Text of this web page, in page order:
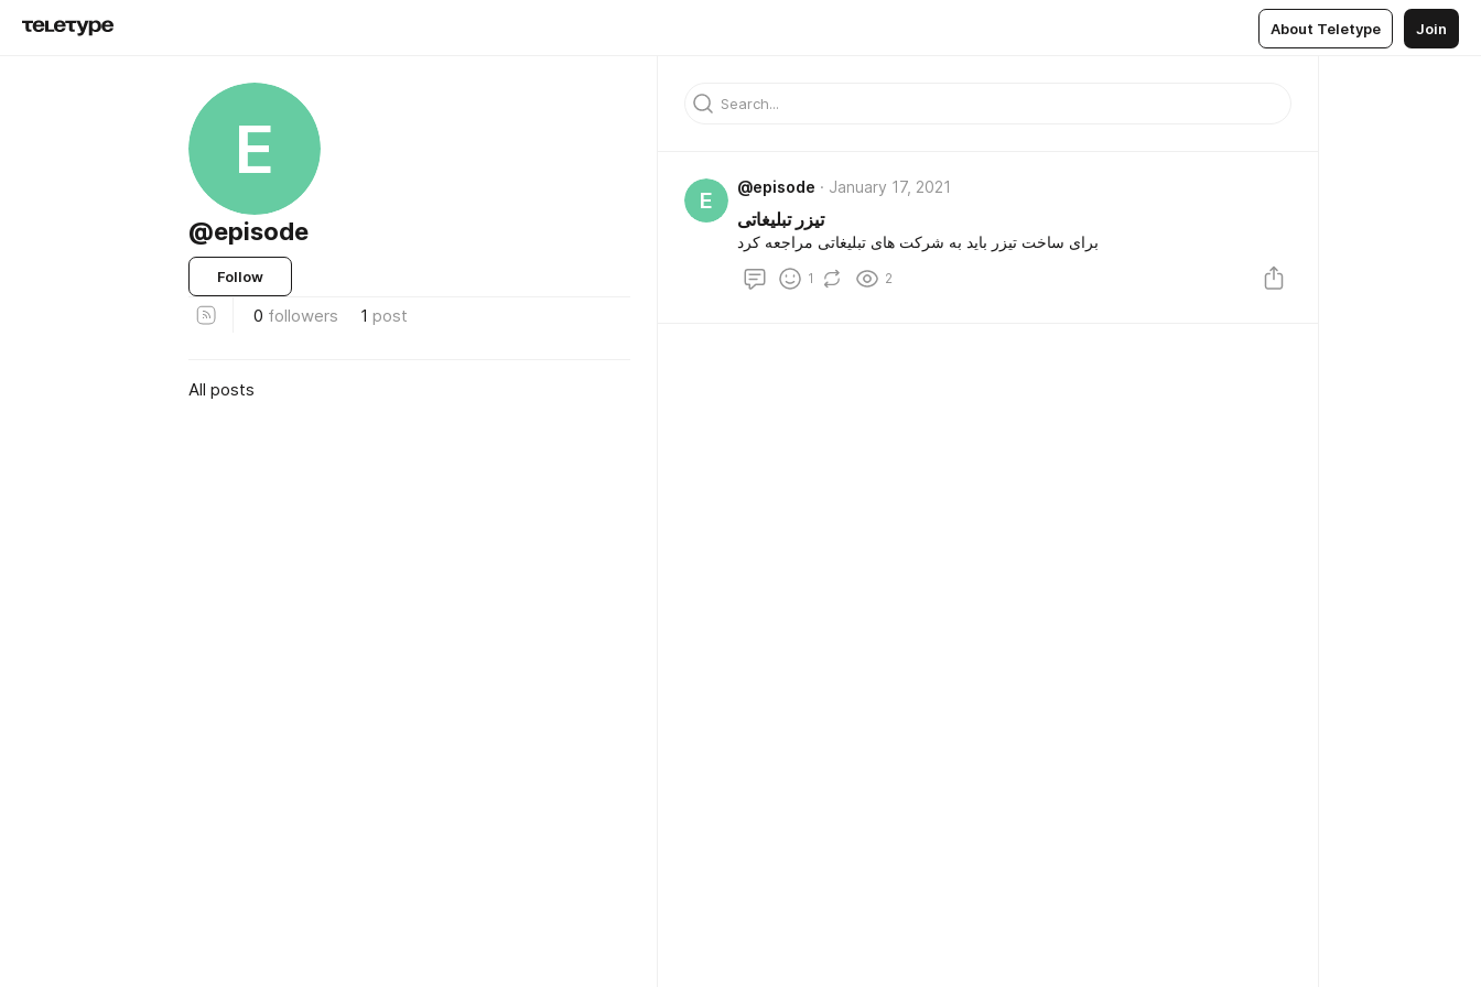
About Teletype Join
E
@episode
Follow
0 followers 1 post
All posts
E
@episode January 17, 2021
تیزر تبلیغاتی
برای ساخت تیزر باید به شرکت های تبلیغاتی مراجعه کرد
1 2